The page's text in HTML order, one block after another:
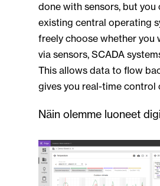
done with sensors, but
existing central operating
freely choose whether you
via sensors, SCADA
This allows data to flow
gives you real-time control
Näin olemme luoneet